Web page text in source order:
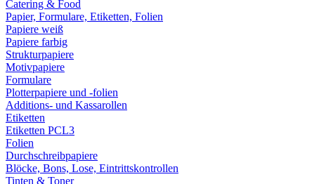
Catering & Food
Papier, Formulare, Etiketten, Folien
Papiere weiß
Papiere farbig
Strukturpapiere
Motivpapiere
Formulare
Plotterpapiere und -folien
Additions- und Kassarollen
Etiketten
Etiketten PCL3
Folien
Durchschreibpapiere
Blöcke, Bons, Lose, Eintrittskontrollen
Tinten & Toner